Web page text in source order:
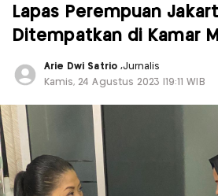
Lapas Perempuan
Ditempatkan di Kamar
Arie Dwi Satrio ,Jurnalis
Kamis, 24 Agustus 2023 |19:11 WIB